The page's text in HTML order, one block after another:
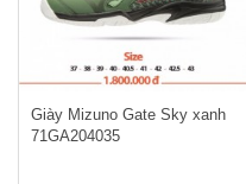
Giày Mizuno Gate Sky xanh
71GA204035